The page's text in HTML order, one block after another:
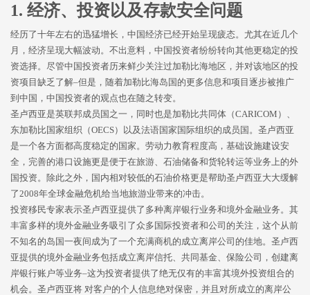
1. 经济、投资以及存款安全问题
经历了十年左右的迅猛增长，中国经济已经开始呈现疲态。尤其在近几个
月，经济呈现大幅波动。不出意料，中国投资者纷纷转向其他更稳定的投
资选择。尽管中国投资者历来鲜少关注过加勒比海地区，并对该地区的投
资项目缺乏了解–但是，随着加勒比海岛国的更多信息和项目逐步被推广
到中国，中国投资者的观点也在随之转变。
圣卢西亚是英联邦成员国之一，同时也是加勒比共同体（CARICOM）、
东加勒比国家组织（OECS）以及法语国家国际组织的成员国。圣卢西亚
是一个各方面都高度稳定的国家。劳动力教育程度高，基础设施建设安
全，完善的港口设施更是便于在旅游、石油储备和货轮转运等业务上的外
国投资。除此之外，国内相对较低的石油价格更是帮助圣卢西亚大大缓解
了2008年全球金融危机给当地旅游业带来的冲击。
投资移民专家表示圣卢西亚提供了多种离岸银行业务和境外金融业务。其
丰富多样的境外金融业务吸引了众多国际投资者和公司的关注，这个从前
不知名的岛国一夜间成为了一个充满商机的成立离岸公司的佳地。圣卢西
亚提供的境外金融业务包括成立离岸信托、共同基金、保险公司，创建离
岸银行账户等业务–这为投资者提供了绝无仅有的丰富其境外投资组合的
机会。圣卢西亚将 对客户的个人信息绝对保密，并且对所成立的离岸公